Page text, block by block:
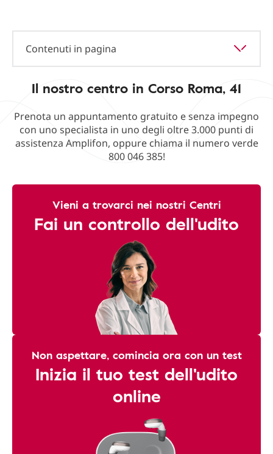
Contenuti in pagina
Il nostro centro in Corso Roma, 41
Prenota un appuntamento gratuito e senza impegno
con uno specialista in uno degli oltre 3.000 punti di
assistenza Amplifon, oppure chiama il numero verde
800 046 385!
Vieni a trovarci nei nostri Centri
Fai un controllo dell'udito
Non aspettare, comincia ora con un test
Inizia il tuo test dell'udito
online